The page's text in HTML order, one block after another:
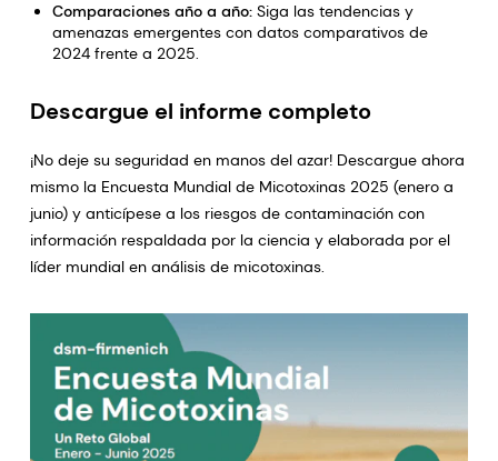
Comparaciones año a año: Siga las tendencias y
amenazas emergentes con datos comparativos de
2024 frente a 2025.
Descargue el informe completo
¡No deje su seguridad en manos del azar! Descargue ahora
mismo la Encuesta Mundial de Micotoxinas 2025 (enero a
junio) y anticípese a los riesgos de contaminación con
información respaldada por la ciencia y elaborada por el
líder mundial en análisis de micotoxinas.